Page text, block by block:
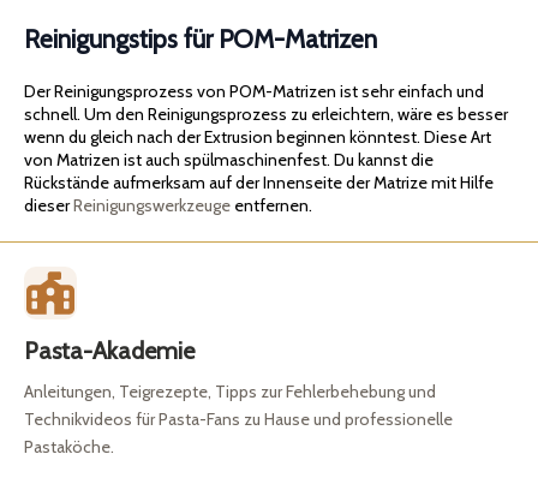
Reinigungstips für POM-Matrizen
Der Reinigungsprozess von POM-Matrizen ist sehr einfach und
schnell. Um den Reinigungsprozess zu erleichtern, wäre es besser
wenn du gleich nach der Extrusion beginnen könntest. Diese Art
von Matrizen ist auch spülmaschinenfest. Du kannst die
Rückstände aufmerksam auf der Innenseite der Matrize mit Hilfe
dieserReinigungswerkzeuge entfernen.
Pasta-Akademie
Anleitungen, Teigrezepte, Tipps zur Fehlerbehebung und
Technikvideos für Pasta-Fans zu Hause und professionelle
Pastaköche.